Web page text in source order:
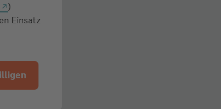
)
Einsatz